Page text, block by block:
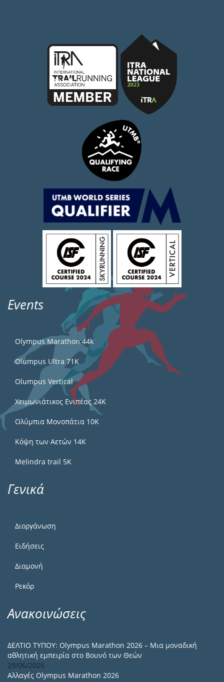
Events
Olympus Marathon 44k
Olumpus Ultra 71K
Olumpus Vertical
Χειμωνιάτικος Ενιπέας 24Κ
Ολύμπια Μονοπάτια 10Κ
Κόψη των Αετών 14Κ
Melindra trail 5Κ
Γενικά
Διοργάνωση
Ειδήσεις
Διαμονή
Ρεκόρ
Ανακοινώσεις
ΔΕΛΤΙΟ ΤΥΠΟΥ: Olympus Marathon 2026 – Μια μοναδική
αθλητική εμπειρία στο Βουνό των Θεών
29/06/2026
Αλλαγές Olympus Marathon 2026